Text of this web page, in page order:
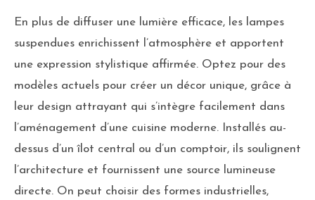
En plus de diffuser une lumière efficace, les lampes
suspendues enrichissent l’atmosphère et apportent
une expression stylistique affirmée. Optez pour des
modèles actuels pour créer un décor unique, grâce à
leur design attrayant qui s’intègre facilement dans
l’aménagement d’une cuisine moderne. Installés au-
dessus d’un îlot central ou d’un comptoir, ils soulignent
l’architecture et fournissent une source lumineuse
directe. On peut choisir des formes industrielles,